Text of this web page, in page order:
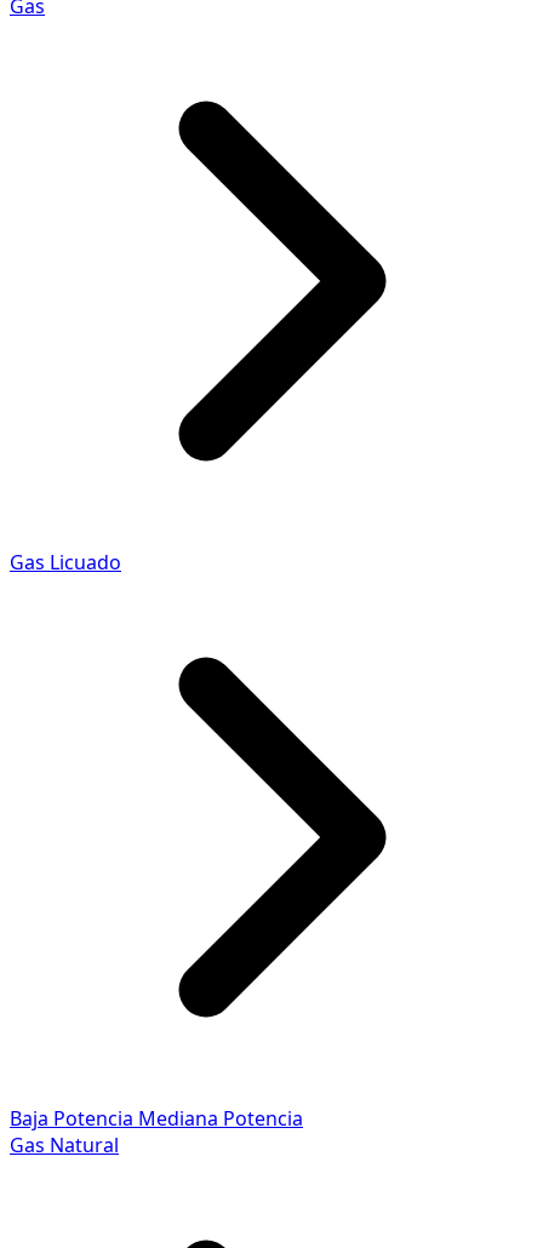
Gas
Gas Licuado
Baja Potencia Mediana Potencia
Gas Natural